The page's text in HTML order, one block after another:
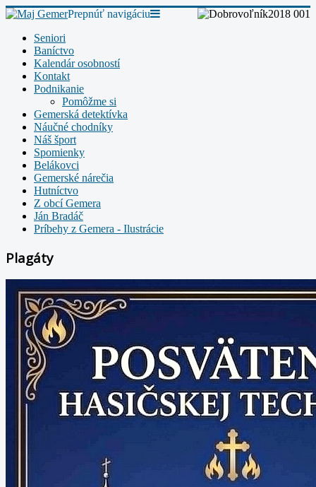
Prepnúť navigáciu
Seniori
Baníctvo
Kalendár osobností
Kontakt
Podnikanie
Pomôžme si
Gemerská detektívka
Náučné chodníky
Náš šport
Spomienky
Belákovci
Gemerské nárečia
Hutníctvo
Z obcí Gemera
Ján Bradáč
Príbehy z Gemera - Ilustrácie
Plagáty